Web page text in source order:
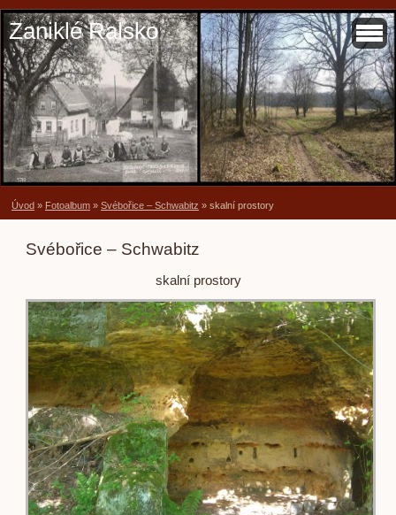
Zaniklé Ralsko
Úvod » Fotoalbum » Svébořice – Schwabitz » skalní prostory
Svébořice – Schwabitz
skalní prostory